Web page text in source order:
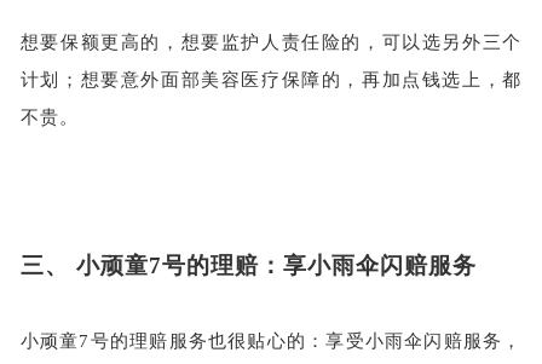
想要保额更高的，想要监护人责任险的，可以选另外三个
计划；想要意外面部美容医疗保障的，再加点钱选上，都
不贵。
三、 小顽童7号的理赔：享小雨伞闪赔服务
小顽童7号的理赔服务也很贴心的：享受小雨伞闪赔服务，